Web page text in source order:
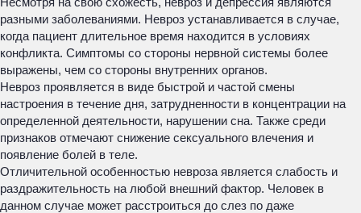
разными заболеваниями. Невроз устанавливается в случае,
когда пациент длительное время находится в условиях
конфликта. Симптомы со стороны нервной системы более
выражены, чем со стороны внутренних органов.
Невроз проявляется в виде быстрой и частой смены
настроения в течение дня, затрудненности в концентрации на
определенной деятельности, нарушении сна. Также среди
признаков отмечают снижение сексуального влечения и
появление болей в теле.
Отличительной особенностью невроза является слабость и
раздражительность на любой внешний фактор. Человек в
данном случае может расстроиться до слез по даже